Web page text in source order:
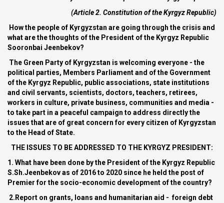
(Article 2. Constitution of the Kyrgyz Republic)
How the people of Kyrgyzstan are going through the crisis and
what are the thoughts of the President of the Kyrgyz Republic
Sooronbai Jeenbekov?
The Green Party of Kyrgyzstan is welcoming everyone - the
political parties, Members Parliament and of the Government
of the Kyrgyz Republic, public associations, state institutions
and civil servants, scientists, doctors, teachers, retirees,
workers in culture, private business, communities and media -
to take part in a peaceful campaign to address directly the
issues that are of great concern for every citizen of Kyrgyzstan
to the Head of State.
THE ISSUES TO BE ADDRESSED TO THE KYRGYZ PRESIDENT:
1. What have been done by the President of the Kyrgyz Republic
S.Sh.Jeenbekov as of 2016 to 2020 since he held the post of
Premier for the socio-economic development of the country?
2.Report on grants, loans and humanitarian aid - foreign debt